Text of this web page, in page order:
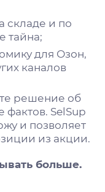
складе и по
тайна;
для Озон,
каналов
решение об
фактов. SelSup
и позволяет
из акции.
больше.